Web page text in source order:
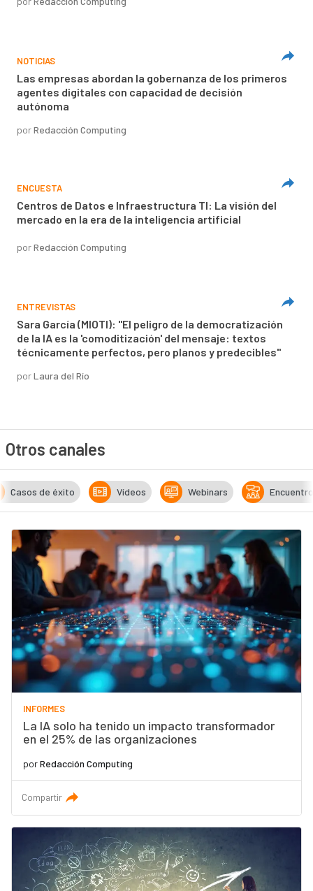
NOTICIAS
Las empresas abordan la gobernanza de los primeros
agentes digitales con capacidad de decisión
autónoma
porRedacción Computing
ENCUESTA
Centros de Datos e Infraestructura TI: La visión del
mercado en la era de la inteligencia artificial
porRedacción Computing
ENTREVISTAS
Sara García (MIOTI): "El peligro de la democratización
de la IA es la 'comoditización' del mensaje: textos
técnicamente perfectos, pero planos y predecibles"
porLaura del Río
Otros canales
Casos de éxito Vídeos Webinars
INFORMES
La IA solo ha tenido un impacto transformador
en el 25% de las organizaciones
porRedacción Computing
Compartir